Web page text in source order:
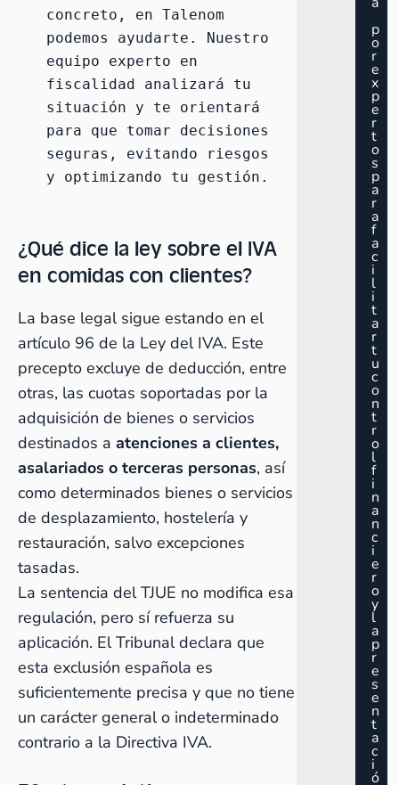
concreto, en Talenom
podemos ayudarte.
Nuestro
equipo experto en
fiscalidad analizará tu
situación y te orientará
para que tomar decisiones
seguras, evitando riesgos
y optimizando tu gestión.
¿Qué dice la ley sobre el IVA
en comidas con clientes?
La base legal sigue estando en el
artículo 96 de la Ley del IVA. Este
precepto excluye de deducción, entre
otras, las cuotas soportadas por la
adquisición de bienes o servicios
destinados a atenciones a clientes,
asalariados o terceras personas, así
como determinados bienes o servicios
de desplazamiento, hostelería y
restauración, salvo excepciones
tasadas.
La sentencia del TJUE no modifica esa
regulación, pero sí refuerza su
aplicación. El Tribunal declara que
esta exclusión española es
suficientemente precisa y que no tiene
un carácter general o indeterminado
contrario a la Directiva IVA.
p
o
r
e
x
p
e
r
t
o
s
p
a
r
a
f
a
c
i
l
i
t
a
r
t
u
c
o
n
t
r
o
l
f
i
n
a
n
c
i
e
r
o
y
l
a
p
r
e
s
e
n
t
a
c
i
ó